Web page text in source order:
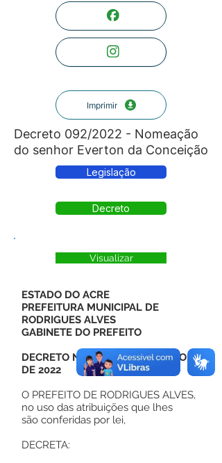
Imprimir
Decreto 092/2022 - Nomeação
do senhor Everton da Conceição
Legislação
Decreto
Visualizar
ESTADO DO ACRE
PREFEITURA MUNICIPAL DE
RODRIGUES ALVES
GABINETE DO PREFEITO
DECRETO Nº 92, DE 01 DE JUNHO
DE 2022
O PREFEITO DE RODRIGUES ALVES,
no uso das atribuições que lhes
são conferidas por lei,
DECRETA: